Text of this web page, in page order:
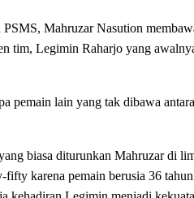
Mahruzar Nasution
tim, Legimin Raharjo yang
pemain lain yang tak dibawa
biasa diturunkan Mahruzar di
karena pemain berusia 36